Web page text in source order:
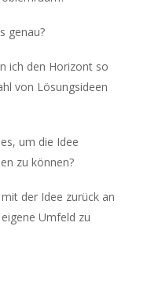
genau?
ich den Horizont so
von Lösungsideen
um die Idee
zu können?
der Idee zurück an
Umfeld zu